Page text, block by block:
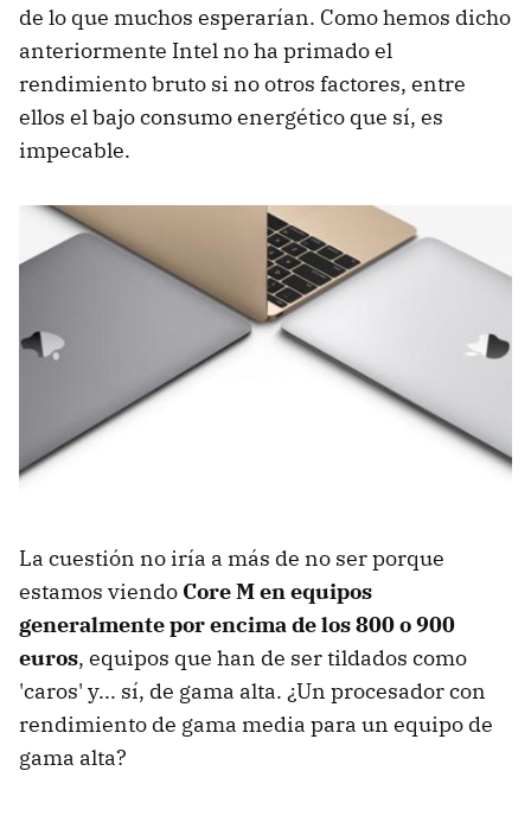
de lo que muchos esperarían. Como hemos dicho
anteriormente Intel no ha primado el
rendimiento bruto si no otros factores, entre
ellos el bajo consumo energético que sí, es
impecable.
La cuestión no iría a más de no ser porque
estamos viendo Core M en equipos
generalmente por encima de los 800 o 900
euros, equipos que han de ser tildados como
'caros' y... sí, de gama alta. ¿Un procesador con
rendimiento de gama media para un equipo de
gama alta?